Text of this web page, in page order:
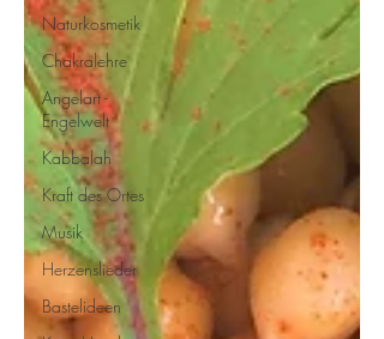
Naturkosmetik
Chakralehre
Angelart -
Engelwelt
Kabbalah
Kraft des Ortes
Musik
Herzenslieder
Bastelideen